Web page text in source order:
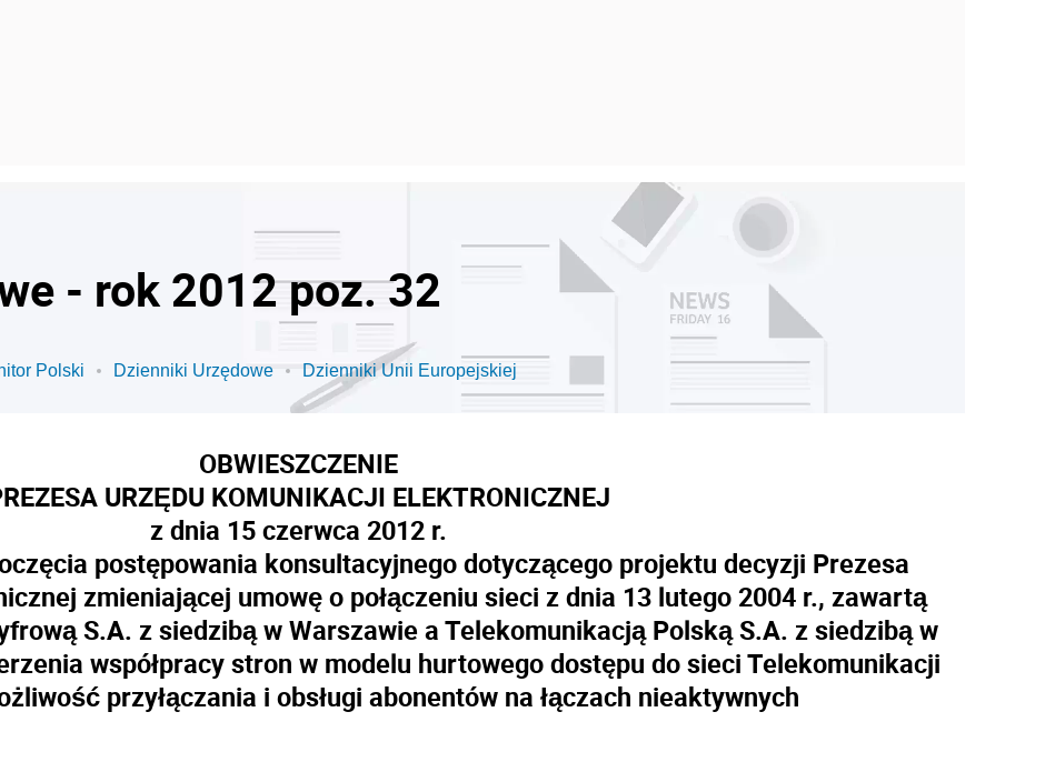
- rok 2012 poz. 32
Polski Dzienniki Urzędowe Dzienniki Unii Europejskiej
OBWIESZCZENIE
URZĘDU KOMUNIKACJI ELEKTRONICZNEJ
z dnia 15 czerwca 2012 r.
postępowania konsultacyjnego dotyczącego projektu decyzji Prezesa
zmieniającej umowę o połączeniu sieci z dnia 13 lutego 2004 r., zawartą
S.A. z siedzibą w Warszawie a Telekomunikacją Polską S.A. z siedzibą w
współpracy stron w modelu hurtowego dostępu do sieci Telekomunikacji
przyłączania i obsługi abonentów na łączach nieaktywnych